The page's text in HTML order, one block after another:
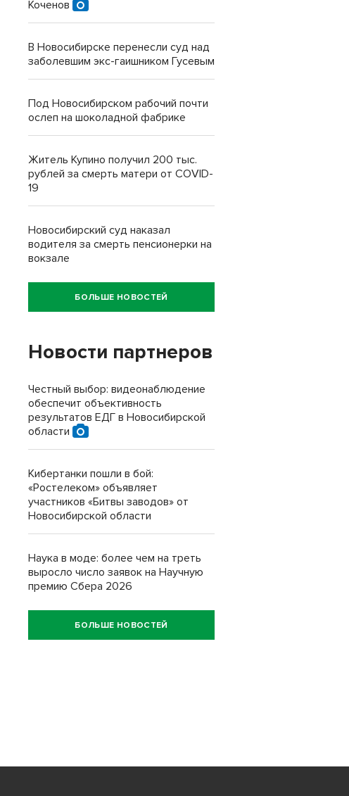
Коченов
В Новосибирске перенесли суд над
заболевшим экс-гаишником Гусевым
Под Новосибирском рабочий почти
ослеп на шоколадной фабрике
Житель Купино получил 200 тыс.
рублей за смерть матери от COVID-
19
Новосибирский суд наказал
водителя за смерть пенсионерки на
вокзале
БОЛЬШЕ НОВОСТЕЙ
Новости партнеров
Честный выбор: видеонаблюдение
обеспечит объективность
результатов ЕДГ в Новосибирской
области
Кибертанки пошли в бой:
«Ростелеком» объявляет
участников «Битвы заводов» от
Новосибирской области
Наука в моде: более чем на треть
выросло число заявок на Научную
премию Сбера 2026
БОЛЬШЕ НОВОСТЕЙ